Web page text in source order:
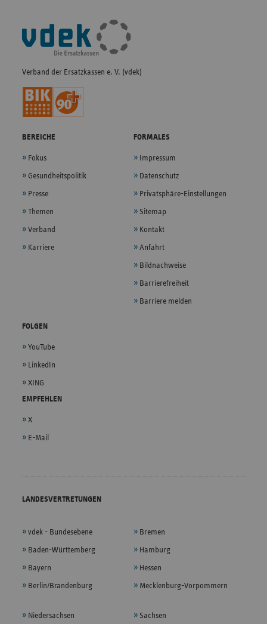
Fußleisten-
Navigation
Verband der Ersatzkassen e. V. (vdek)
BEREICHE
Fokus
Gesundheitspolitik
Presse
Themen
Verband
Karriere
FORMALES
Impressum
Datenschutz
Privatsphäre-Einstellungen
Sitemap
Kontakt
Anfahrt
Bildnachweise
Barrierefreiheit
Barriere melden
FOLGEN
YouTube
LinkedIn
XING
EMPFEHLEN
X
E-Mail
LANDESVERTRETUNGEN
vdek - Bundesebene
Baden-Württemberg
Bayern
Berlin/Brandenburg
Bremen
Hamburg
Hessen
Mecklenburg-Vorpommern
Niedersachsen Sachsen